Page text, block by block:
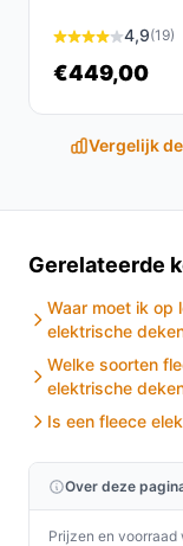
tijdens de koude
Ontdek alle
past bij jouw
4,9(19)
€449,00
Vergelijk
Gerelateerde
Waar moet ik op
elektrische
Welke soorten
elektrische
Is een fleece
Over deze
Prijzen en